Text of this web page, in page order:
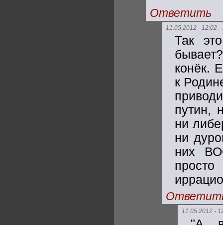
Ответить
11.05.2012 - 12:02
Так
конёк.
к
путин,
ни
ни
них
11.05.2012 -